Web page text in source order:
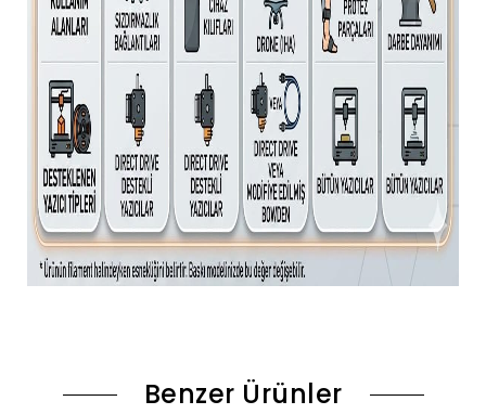
Benzer Ürünler